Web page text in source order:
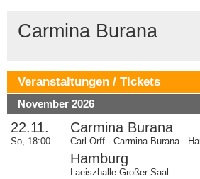
Carmina Burana
Veranstaltungen / Tickets
November 2026
22.11.
So, 18:00
Carmina Burana
Carl Orff - Carmina Burana -
Hamburg
Laeiszhalle Großer Saal